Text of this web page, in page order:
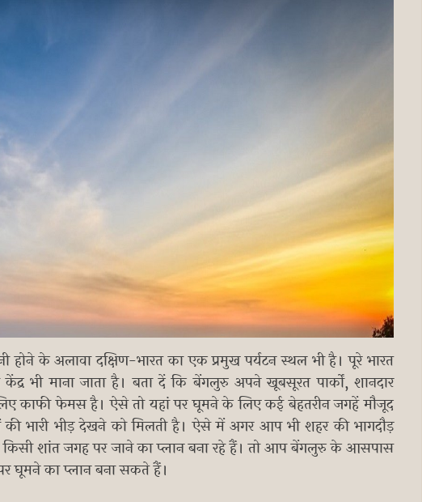
होने के अलावा दक्षिण-भारत का एक प्रमुख पर्यटन स्थल भी है। पूरे भारत
भी माना जाता है। बता दें कि बेंगलुरु अपने खूबसूरत पार्कों, शानदार
काफी फेमस है। ऐसे तो यहां पर घूमने के लिए कई बेहतरीन जगहें मौजूद
की भारी भीड़ देखने को मिलती है। ऐसे में अगर आप भी शहर की भागदौड़
शांत जगह पर जाने का प्लान बना रहे हैं। तो आप बेंगलुरु के आसपास
घूमने का प्लान बना सकते हैं।